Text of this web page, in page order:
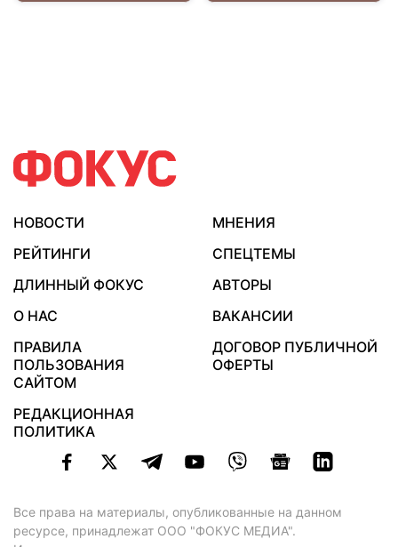
НОВОСТИ
МНЕНИЯ
РЕЙТИНГИ
СПЕЦТЕМЫ
ДЛИННЫЙ ФОКУС
АВТОРЫ
О НАС
ВАКАНСИИ
ПРАВИЛА
ПОЛЬЗОВАНИЯ
САЙТОМ
ДОГОВОР ПУБЛИЧНОЙ
ОФЕРТЫ
РЕДАКЦИОННАЯ
ПОЛИТИКА
Все права на материалы, опубликованные на данном
ресурсе, принадлежат ООО "ФОКУС МЕДИА".